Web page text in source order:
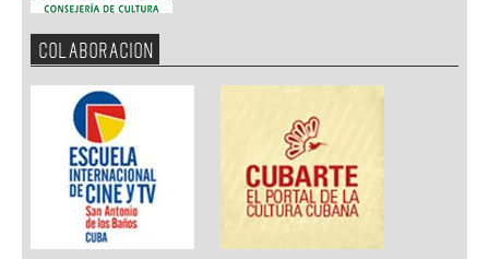
COLABORACION